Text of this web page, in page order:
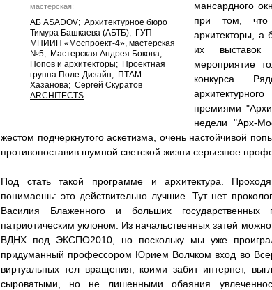
мастерская:
АБ ASADOV; Архитектурное бюро
Тимура Башкаева (АБТБ); ГУП
МНИИП «Моспроект-4», мастерская
№5; Мастерская Андрея Бокова;
Попов и архитекторы; Проектная
группа Поле-Дизайн; ПТАМ
Хазанова; Сергей Скуратов
ARCHITECTS
мансардного
при том, что
архитекторы, а
их выставок
мероприятие
конкурса.
премиями
недели "Арх-
жестом подчеркнутого аскетизма, очень настойчивой
противопоставив шумной светской жизни серьезное
Под стать такой программе и архитектура.
понимаешь: это действительно лучшие. Тут нет
Василия Блаженного и больших
патриотическим уклоном. Из начальственных затей
ВДНХ под ЭКСПО2010, но поскольку мы уже
придуманный профессором Юрием Волчком вход во
виртуальных тел вращения, коими забит интернет,
сыроватыми, но не лишенными обаяния